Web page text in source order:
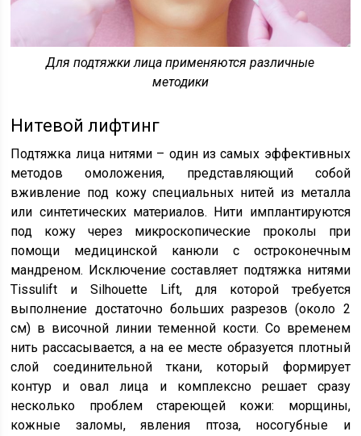
Для подтяжки лица применяются различные
методики
Нитевой лифтинг
Подтяжка лица нитями – один из самых эффективных
методов омоложения, представляющий собой
вживление под кожу специальных нитей из металла
или синтетических материалов. Нити имплантируются
под кожу через микроскопические проколы при
помощи медицинской канюли с остроконечным
мандреном. Исключение составляет подтяжка нитями
Tissulift и Silhouette Lift, для которой требуется
выполнение достаточно больших разрезов (около 2
см) в височной линии теменной кости. Со временем
нить рассасывается, а на ее месте образуется плотный
слой соединительной ткани, который формирует
контур и овал лица и комплексно решает сразу
несколько проблем стареющей кожи: морщины,
кожные заломы, явления птоза, носогубные и